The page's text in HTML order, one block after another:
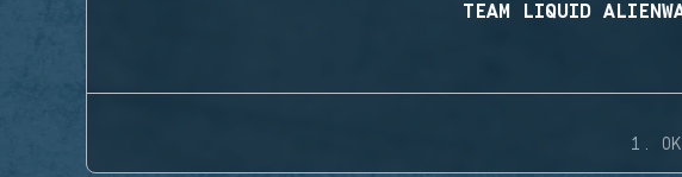
TEAM LIQUID
1.